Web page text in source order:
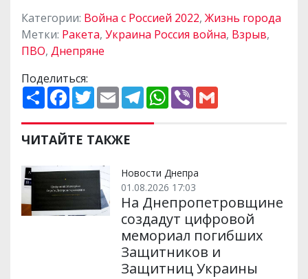
Категории: Война с Россией 2022, Жизнь города
Метки: Ракета, Украина Россия война, Взрыв,
ПВО, Днепряне
Поделиться:
П
о
и
р
и
и
F
a
e
b
o
k
T
w
t
t
e
E
m
i
l
T
e
e
m
W
h
p
V
ЧИТАЙТЕ ТАКЖЕ
Новости Днепра
01.08.2026 17:03
На Днепропетровщине
создадут цифровой
мемориал погибших
Защитников и
Защитниц Украины